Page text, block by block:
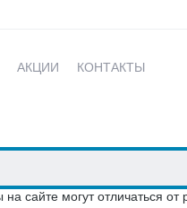
АКЦИИ КОНТАКТЫ
сайте могут отличаться от